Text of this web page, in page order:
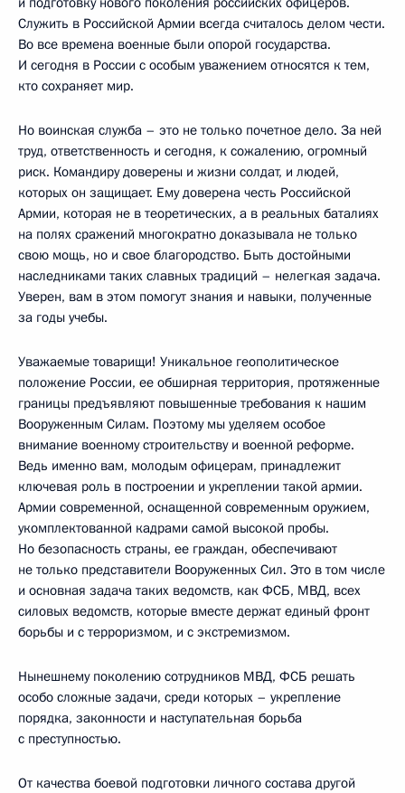
Служить в Российской Армии всегда считалось делом чести.
Во все времена военные были опорой государства.
И сегодня в России с особым уважением относятся к тем,
кто сохраняет мир.
Но воинская служба – это не только почетное дело. За ней
труд, ответственность и сегодня, к сожалению, огромный
риск. Командиру доверены и жизни солдат, и людей,
которых он защищает. Ему доверена честь Российской
Армии, которая не в теоретических, а в реальных баталиях
на полях сражений многократно доказывала не только
свою мощь, но и свое благородство. Быть достойными
наследниками таких славных традиций – нелегкая задача.
Уверен, вам в этом помогут знания и навыки, полученные
за годы учебы.
Уважаемые товарищи! Уникальное геополитическое
положение России, ее обширная территория, протяженные
границы предъявляют повышенные требования к нашим
Вооруженным Силам. Поэтому мы уделяем особое
внимание военному строительству и военной реформе.
Ведь именно вам, молодым офицерам, принадлежит
ключевая роль в построении и укреплении такой армии.
Армии современной, оснащенной современным оружием,
укомплектованной кадрами самой высокой пробы.
Но безопасность страны, ее граждан, обеспечивают
не только представители Вооруженных Сил. Это в том числе
и основная задача таких ведомств, как ФСБ, МВД, всех
силовых ведомств, которые вместе держат единый фронт
борьбы и с терроризмом, и с экстремизмом.
Нынешнему поколению сотрудников МВД, ФСБ решать
особо сложные задачи, среди которых – укрепление
порядка, законности и наступательная борьба
с преступностью.
От качества боевой подготовки личного состава другой